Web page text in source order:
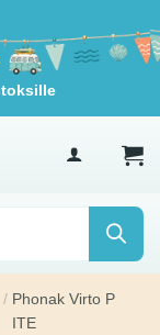
/ Phonak Virto P
ITE